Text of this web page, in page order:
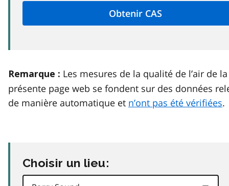
Remarque : Les mesures de la qualité de l’air de la
présente page web se fondent sur des données
de manière automatique et n’ont pas été vérifiées.
Choisir un lieu: